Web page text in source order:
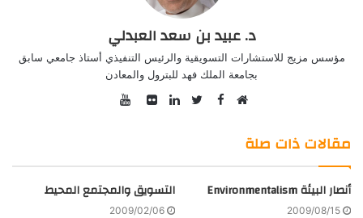
د. عبيد بن سعد العبدلي
مؤسس مزيج للاستشارات التسويقية والرئيس التنفيذي أستاذ جامعي سابق
بجامعة الملك فهد للبترول والمعادن
Facebook
مقالات ذات صلة
أنصار البيئة Environmentalism
2009/08/15
التسويق والمجتمع المحيط
2009/02/06